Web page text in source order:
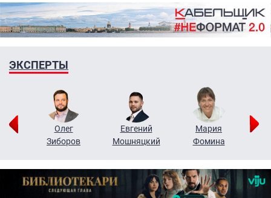
ЭКСПЕРТЫ
Олег
Зиборов
Евгений
Мошняцкий
Мария
Фомина